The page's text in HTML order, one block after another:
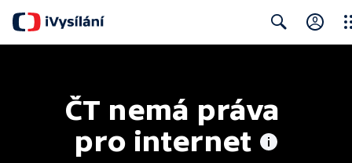
ČT nemá práva
pro internet